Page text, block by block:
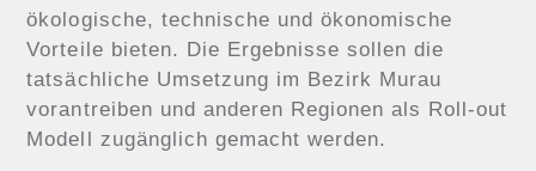
ökologische, technische und ökonomische
Vorteile bieten. Die Ergebnisse sollen die
tatsächliche Umsetzung im Bezirk Murau
vorantreiben und anderen Regionen als Roll-out
Modell zugänglich gemacht werden.